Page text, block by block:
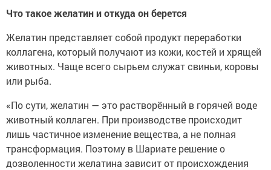
Что такое желатин и откуда он берется
Желатин представляет собой продукт переработки
коллагена, который получают из кожи, костей и хрящей
животных. Чаще всего сырьем служат свиньи, коровы
или рыба.
«По сути, желатин — это растворённый в горячей воде
животный коллаген. При производстве происходит
лишь частичное изменение вещества, а не полная
трансформация. Поэтому в Шариате решение о
дозволенности желатина зависит от происхождения